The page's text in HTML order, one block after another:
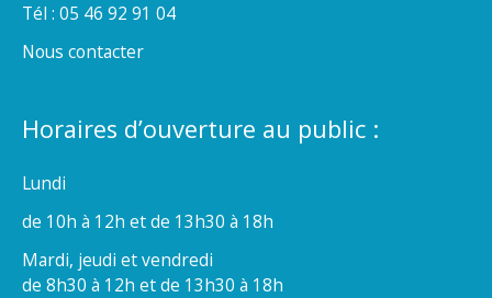
Tél : 05 46 92 91 04
Nous contacter
Horaires d’ouverture au public :
Lundi
de 10h à 12h et de 13h30 à 18h
Mardi, jeudi et vendredi
de 8h30 à 12h et de 13h30 à 18h